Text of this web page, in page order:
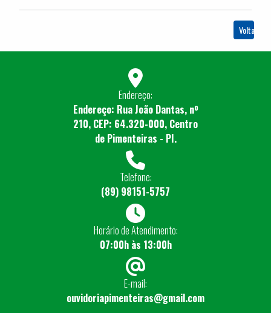
Voltar
Endereço:
Endereço: Rua João Dantas, nº
210, CEP: 64.320-000, Centro
de Pimenteiras - PI.
Telefone:
(89) 98151-5757
Horário de Atendimento:
07:00h às 13:00h
E-mail:
ouvidoriapimenteiras@gmail.com